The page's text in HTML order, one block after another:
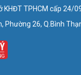
KHĐT TPHCM cấp 24/
Phường 26, Q.Bình